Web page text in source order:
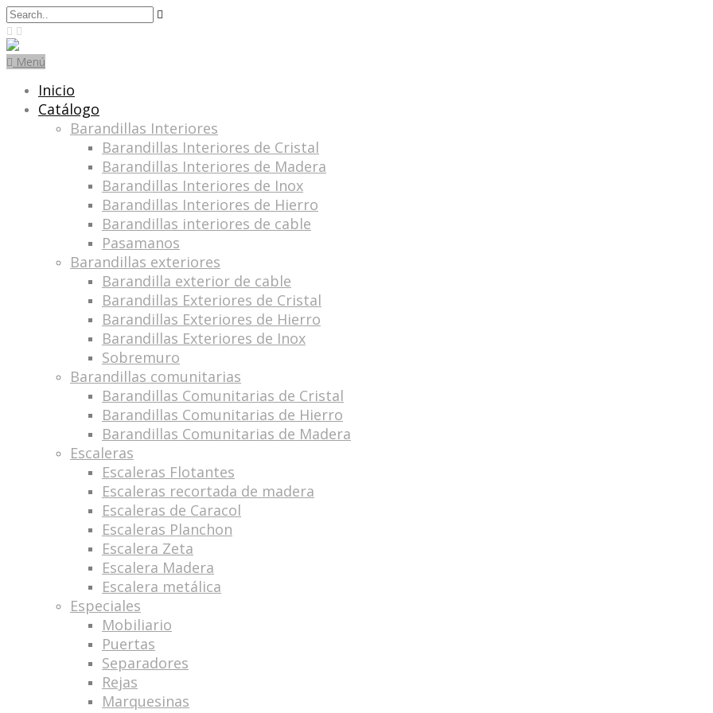
Search
for:
Menú
Inicio
Catálogo
Barandillas Interiores
Barandillas Interiores de Cristal
Barandillas Interiores de Madera
Barandillas Interiores de Inox
Barandillas Interiores de Hierro
Barandillas interiores de cable
Pasamanos
Barandillas exteriores
Barandilla exterior de cable
Barandillas Exteriores de Cristal
Barandillas Exteriores de Hierro
Barandillas Exteriores de Inox
Sobremuro
Barandillas comunitarias
Barandillas Comunitarias de Cristal
Barandillas Comunitarias de Hierro
Barandillas Comunitarias de Madera
Escaleras
Escaleras Flotantes
Escaleras recortada de madera
Escaleras de Caracol
Escaleras Planchon
Escalera Zeta
Escalera Madera
Escalera metálica
Especiales
Mobiliario
Puertas
Separadores
Rejas
Marquesinas